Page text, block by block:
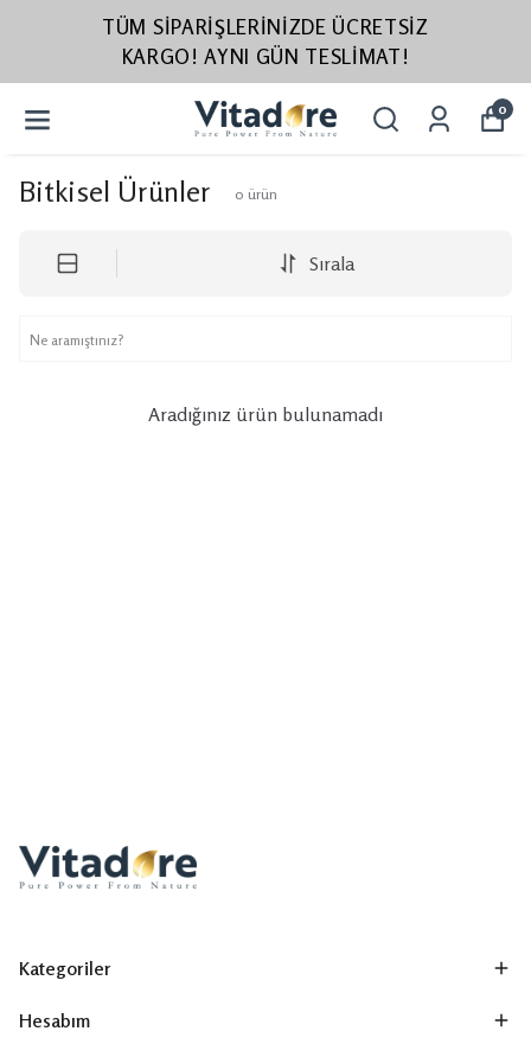
TÜM SIPARIŞLERINIZDE ÜCRETSIZ
KARGO! AYNI GÜN TESLIMAT!
0
Bitkisel Ürünler 0 ürün
Sırala
Aradığınız ürün bulunamadı
Kategoriler
Hesabım